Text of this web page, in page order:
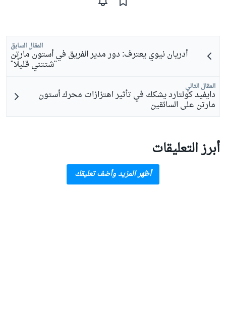
المقال السابق
أدريان نيوي يعترف: دور مدير الفريق في أستون مارتن
"شتتني قليلًا"
المقال التالي
دايفيد كولتارد يشكك في تأثير اهتزازات محرك أستون
مارتن على السائقين
أبرز التعليقات
أظهر المزيد وأضف تعليقك